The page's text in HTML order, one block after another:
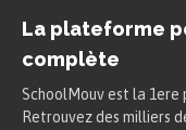
La plateforme
complète
SchoolMouv est la
Retrouvez des milliers